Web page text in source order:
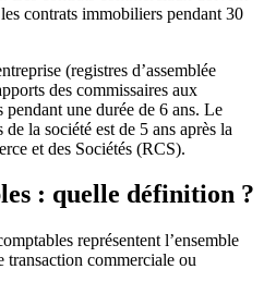
contrats immobiliers pendant 30
(registres d’assemblée
des commissaires aux
une durée de 6 ans. Le
la société est de 5 ans après la
et des Sociétés (RCS).
: quelle définition ?
représentent l’ensemble
transaction commerciale ou